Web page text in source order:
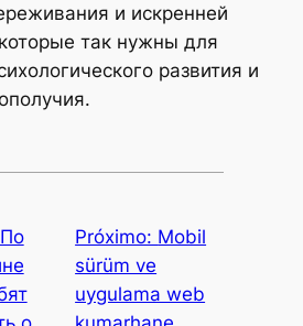
и искренней
так нужны для
развития и
По
Próximo: Mobil
sürüm ve
uygulama web